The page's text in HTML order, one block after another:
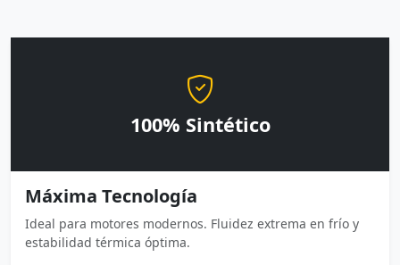
100% Sintético
Máxima Tecnología
Ideal para motores modernos. Fluidez extrema en frío y
estabilidad térmica óptima.